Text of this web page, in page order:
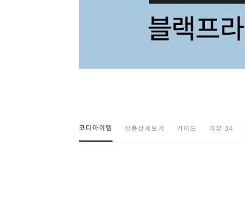
코디아이템 상품상세보기 가이드 리뷰 34